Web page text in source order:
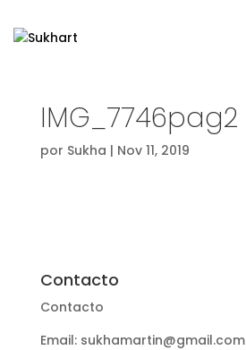
IMG_7746pag2
por Sukha | Nov 11, 2019
Contacto
Contacto
Email: sukhamartin@gmail.com